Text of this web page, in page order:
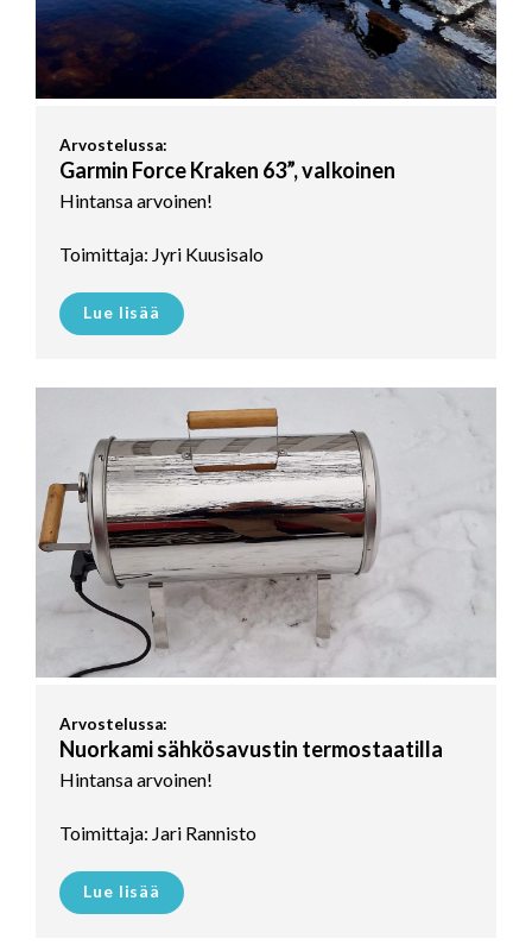
Arvostelussa:
Garmin Force Kraken 63”, valkoinen
Hintansa arvoinen!
Toimittaja: Jyri Kuusisalo
Lue lisää
Arvostelussa:
Nuorkami sähkösavustin termostaatilla
Hintansa arvoinen!
Toimittaja: Jari Rannisto
Lue lisää